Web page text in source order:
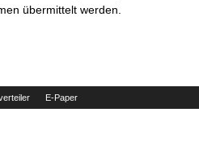
übermittelt werden.
E-Paper